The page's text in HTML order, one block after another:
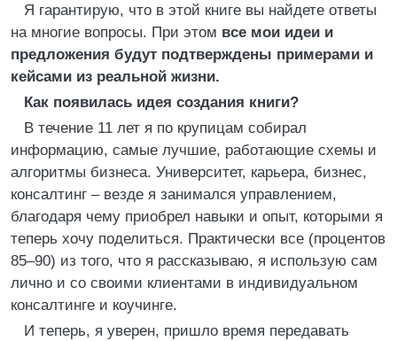
Я гарантирую, что в этой книге вы найдете ответы
на многие вопросы. При этом все мои идеи и
предложения будут подтверждены примерами и
кейсами из реальной жизни.
Как появилась идея создания книги?
В течение 11 лет я по крупицам собирал
информацию, самые лучшие, работающие схемы и
алгоритмы бизнеса. Университет, карьера, бизнес,
консалтинг – везде я занимался управлением,
благодаря чему приобрел навыки и опыт, которыми я
теперь хочу поделиться. Практически все (процентов
85–90) из того, что я рассказываю, я использую сам
лично и со своими клиентами в индивидуальном
консалтинге и коучинге.
И теперь, я уверен, пришло время передавать